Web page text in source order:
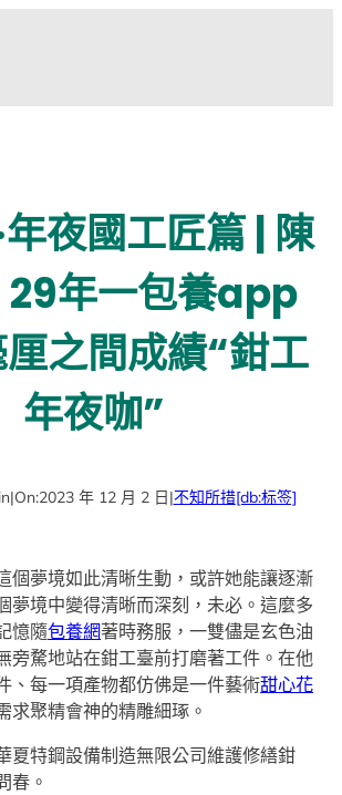
年夜國工匠篇 | 陳
29年一包養app
之間成績“鉗工
年夜咖”
|On:2023 年 12 月 2 日|不知所措[db:标签]
個夢境如此清晰生動，或許她能讓逐漸
夢境中變得清晰而深刻，未必。這麼多
憶隨包養網著時務服，一雙儘是玄色油
旁騖地站在鉗工臺前打磨著工件。在他
、每一項產物都仿佛是一件藝術甜心花
求聚精會神的精雕細琢。
夏特鋼設備制造無限公司維護修繕鉗
春。